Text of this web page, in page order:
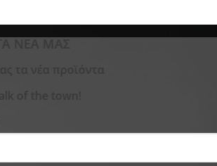
ΝΕΑ ΜΑΣ
τα νέα προϊόντα
of the town!